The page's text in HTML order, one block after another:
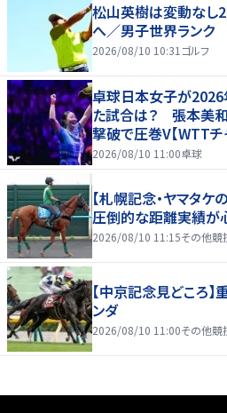
松山英樹は変動なし
へ／男子世界ランク
2026/08/10 10:31 ゴルフ
卓球日本女子が2026
た試合は？ 張本美
撃破で圧巻V【WTTチ
2026/08/10 11:00卓球
【札幌記念・ヤマタ
圧倒的な距離実績が
2026/08/10 11:15その他競
【中京記念見どころ
ンダ
2026/08/10 11:00その他競